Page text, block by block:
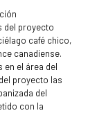
del proyecto
café chico,
canadiense.
en el área del
proyecto las
del
con la